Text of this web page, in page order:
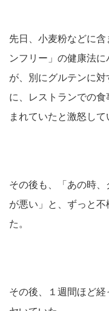
先日、小麦粉などに
ンフリー」の健康法
が、別にグルテンに
に、レストランでの
まれていたと激怒して
その後も、「あの時
が悪い」と、ずっと
た。
その後、１週間ほど